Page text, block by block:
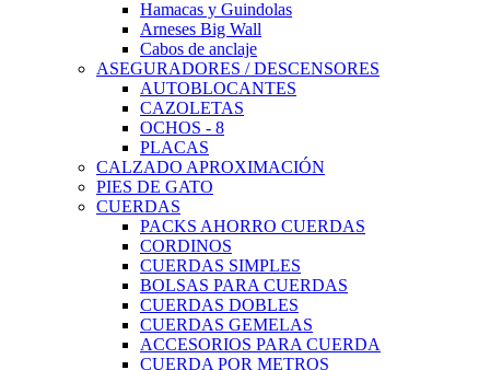
Hamacas y Guindolas
Arneses Big Wall
Cabos de anclaje
ASEGURADORES / DESCENSORES
AUTOBLOCANTES
CAZOLETAS
OCHOS - 8
PLACAS
CALZADO APROXIMACIÓN
PIES DE GATO
CUERDAS
PACKS AHORRO CUERDAS
CORDINOS
CUERDAS SIMPLES
BOLSAS PARA CUERDAS
CUERDAS DOBLES
CUERDAS GEMELAS
ACCESORIOS PARA CUERDA
CUERDA POR METROS